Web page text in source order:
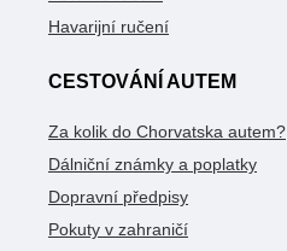
Havarijní ručení
CESTOVÁNÍ AUTEM
Za kolik do Chorvatska autem?
Dálniční známky a poplatky
Dopravní předpisy
Pokuty v zahraničí